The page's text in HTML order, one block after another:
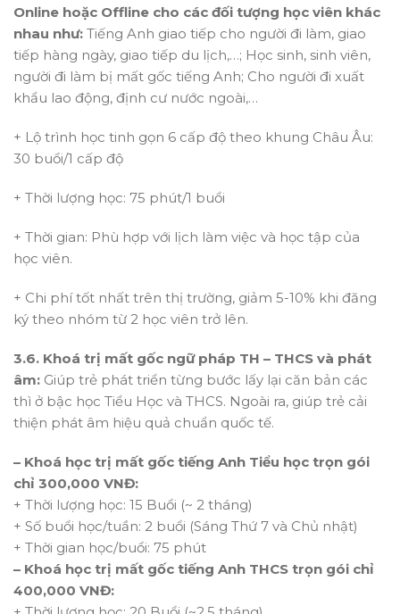
Online hoặc Offline cho các đối tượng học viên khác
nhau như: Tiếng Anh giao tiếp cho người đi làm, giao
tiếp hàng ngày, giao tiếp du lịch,…; Học sinh, sinh viên,
người đi làm bị mất gốc tiếng Anh; Cho người đi xuất
khẩu lao động, định cư nước ngoài,…
+ Lộ trình học tinh gọn 6 cấp độ theo khung Châu Âu:
30 buổi/1 cấp độ
+ Thời lượng học: 75 phút/1 buổi
+ Thời gian: Phù hợp với lịch làm việc và học tập của
học viên.
+ Chi phí tốt nhất trên thị trường, giảm 5-10% khi đăng
ký theo nhóm từ 2 học viên trở lên.
3.6. Khoá trị mất gốc ngữ pháp TH – THCS và phát
âm: Giúp trẻ phát triển từng bước lấy lại căn bản các
thì ở bậc học Tiểu Học và THCS. Ngoài ra, giúp trẻ cải
thiện phát âm hiệu quả chuẩn quốc tế.
– Khoá học trị mất gốc tiếng Anh Tiểu học trọn gói
chỉ 300,000 VNĐ:
+ Thời lượng học: 15 Buổi (~ 2 tháng)
+ Số buổi học/tuần: 2 buổi (Sáng Thứ 7 và Chủ nhật)
+ Thời gian học/buổi: 75 phút
– Khoá học trị mất gốc tiếng Anh THCS trọn gói chỉ
400,000 VNĐ: